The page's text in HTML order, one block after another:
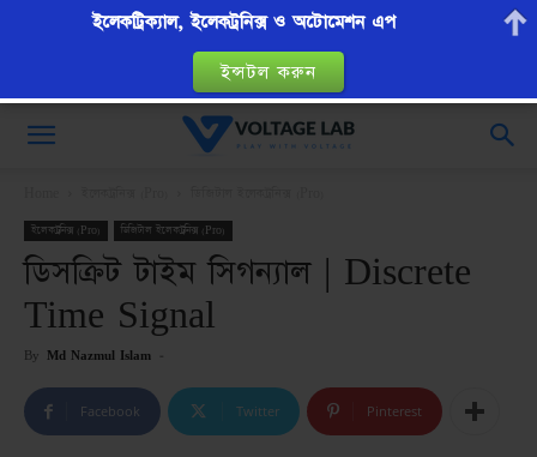
VoltageLab
ইলেকট্রনিক্স (Pro) ডিজিটাল ইলেকট্রনিক্স (Pro)
ডিসক্রিট টাইম সিগন্যাল | Discrete
Time Signal
By Md Nazmul Islam -
Facebook Twitter Pinterest
ইলেকট্রিক্যাল, ইলেকট্রনিক্স ও অটোমেশন এপ
ইন্সটল করুন